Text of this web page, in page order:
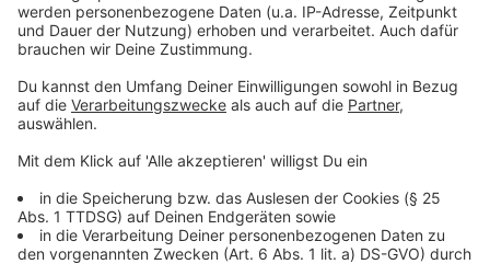
Heinrich-Heine-Allee
Stadteinwärts wird der rechte Fahrstreifen der
Heinrich-Heine-Allee ab Freitag, 25. August, 20 Uhr, bis
Samstag, 26. August, 7 Uhr, sowie von Samstag, 26.
August, 20 Uhr, bis Sonntag, 27. August, 7 Uhr,
Für berechtigte Fahrzeuge ist das Rechtsabbiegen
Richtung Neubrückstraße, Mutter-Ey-Platz nur noch